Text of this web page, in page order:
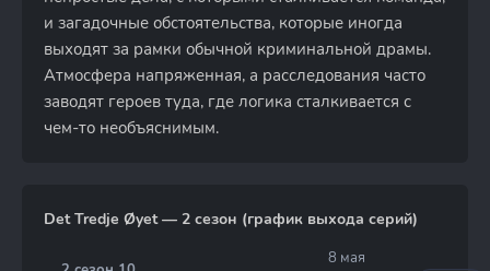
и загадочные обстоятельства, которые иногда
выходят за рамки обычной криминальной драмы.
Атмосфера напряженная, а расследования часто
заводят героев туда, где логика сталкивается с
чем-то необъяснимым.
Det Tredje Øyet — 2 сезон (график выхода серий)
8 мая